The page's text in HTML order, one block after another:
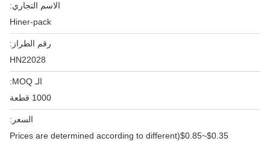
الاسم التجاري:
Hiner-pack
رقم الطراز:
HN22028
الـ MOQ:
1000 قطعة
السعر:
$0.35~$0.85(Prices are determined according to different